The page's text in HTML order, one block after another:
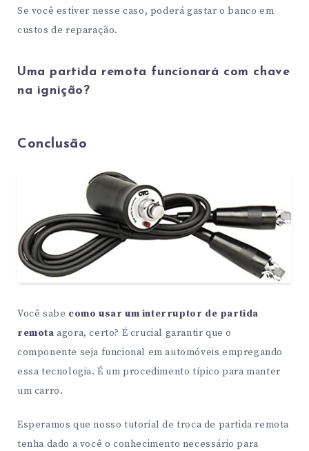
Se você estiver nesse caso, poderá gastar o banco em
custos de reparação.
Uma partida remota funcionará com chave
na ignição?
Conclusão
Você sabe como usar um interruptor de partida
remota agora, certo? É crucial garantir que o
componente seja funcional em automóveis empregando
essa tecnologia. É um procedimento típico para manter
um carro.
Esperamos que nosso tutorial de troca de partida remota
tenha dado a você o conhecimento necessário para